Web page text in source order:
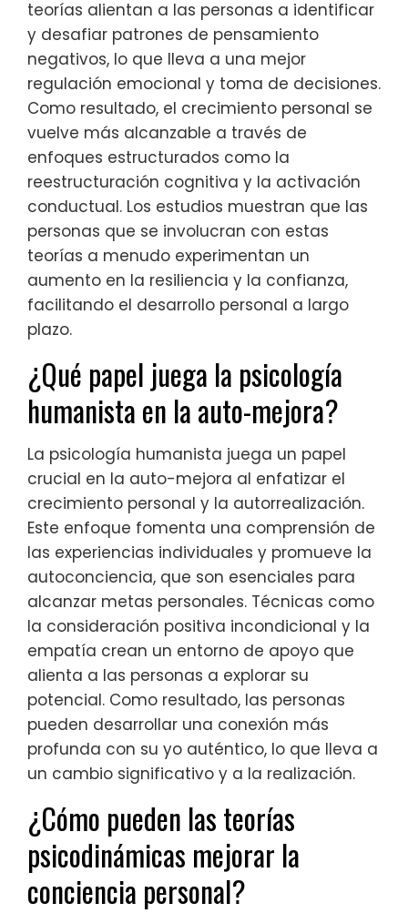
teorías alientan a las personas a identificar
y desafiar patrones de pensamiento
negativos, lo que lleva a una mejor
regulación emocional y toma de decisiones.
Como resultado, el crecimiento personal se
vuelve más alcanzable a través de
enfoques estructurados como la
reestructuración cognitiva y la activación
conductual. Los estudios muestran que las
personas que se involucran con estas
teorías a menudo experimentan un
aumento en la resiliencia y la confianza,
facilitando el desarrollo personal a largo
plazo.
¿Qué papel juega la psicología
humanista en la auto-mejora?
La psicología humanista juega un papel
crucial en la auto-mejora al enfatizar el
crecimiento personal y la autorrealización.
Este enfoque fomenta una comprensión de
las experiencias individuales y promueve la
autoconciencia, que son esenciales para
alcanzar metas personales. Técnicas como
la consideración positiva incondicional y la
empatía crean un entorno de apoyo que
alienta a las personas a explorar su
potencial. Como resultado, las personas
pueden desarrollar una conexión más
profunda con su yo auténtico, lo que lleva a
un cambio significativo y a la realización.
¿Cómo pueden las teorías
psicodinámicas mejorar la
conciencia personal?